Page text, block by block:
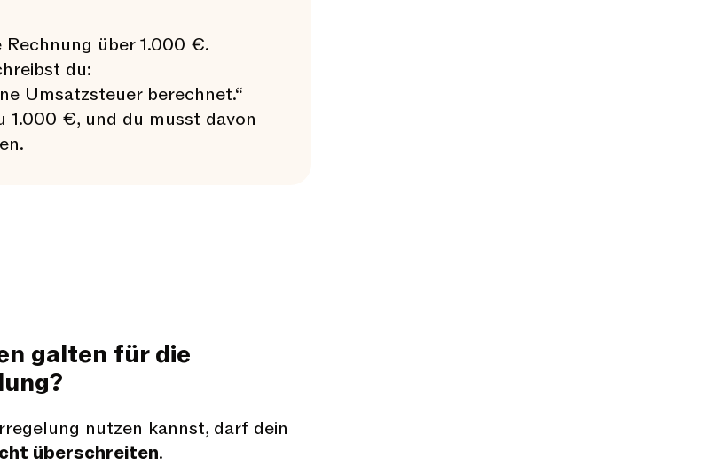
über 1.000 €.
du:
Umsatzsteuer berechnet.“
1.000 €, und du musst davon
galten für die
nutzen kannst, darf dein
überschreiten.